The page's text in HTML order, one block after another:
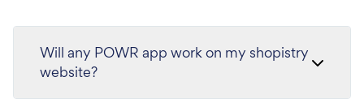
Will any POWR app work on my shopistry
website?